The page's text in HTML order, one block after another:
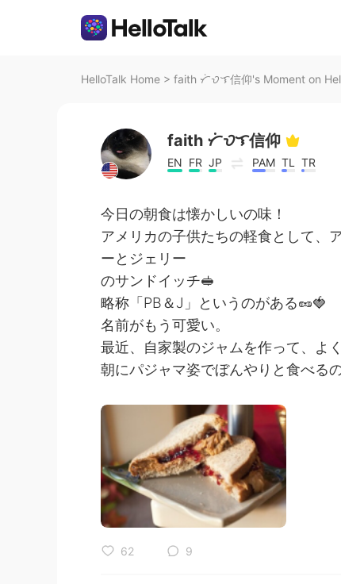
HelloTalk Home > faith ᜆᜒᜏᜎ信仰's Moment on
faith ᜆᜒᜏᜎ信仰
EN FR JP PAM TL TR
今日の朝食は懐かしいの味！
アメリカの子供たちの軽食として、
ーとジェリー
のサンドイッチ🥪
略称「PB＆J」というのがある🥜🍓
名前がもう可愛い。
最近、自家製のジャムを作って、よ
朝にパジャマ姿でぼんやりと食べる
62 9